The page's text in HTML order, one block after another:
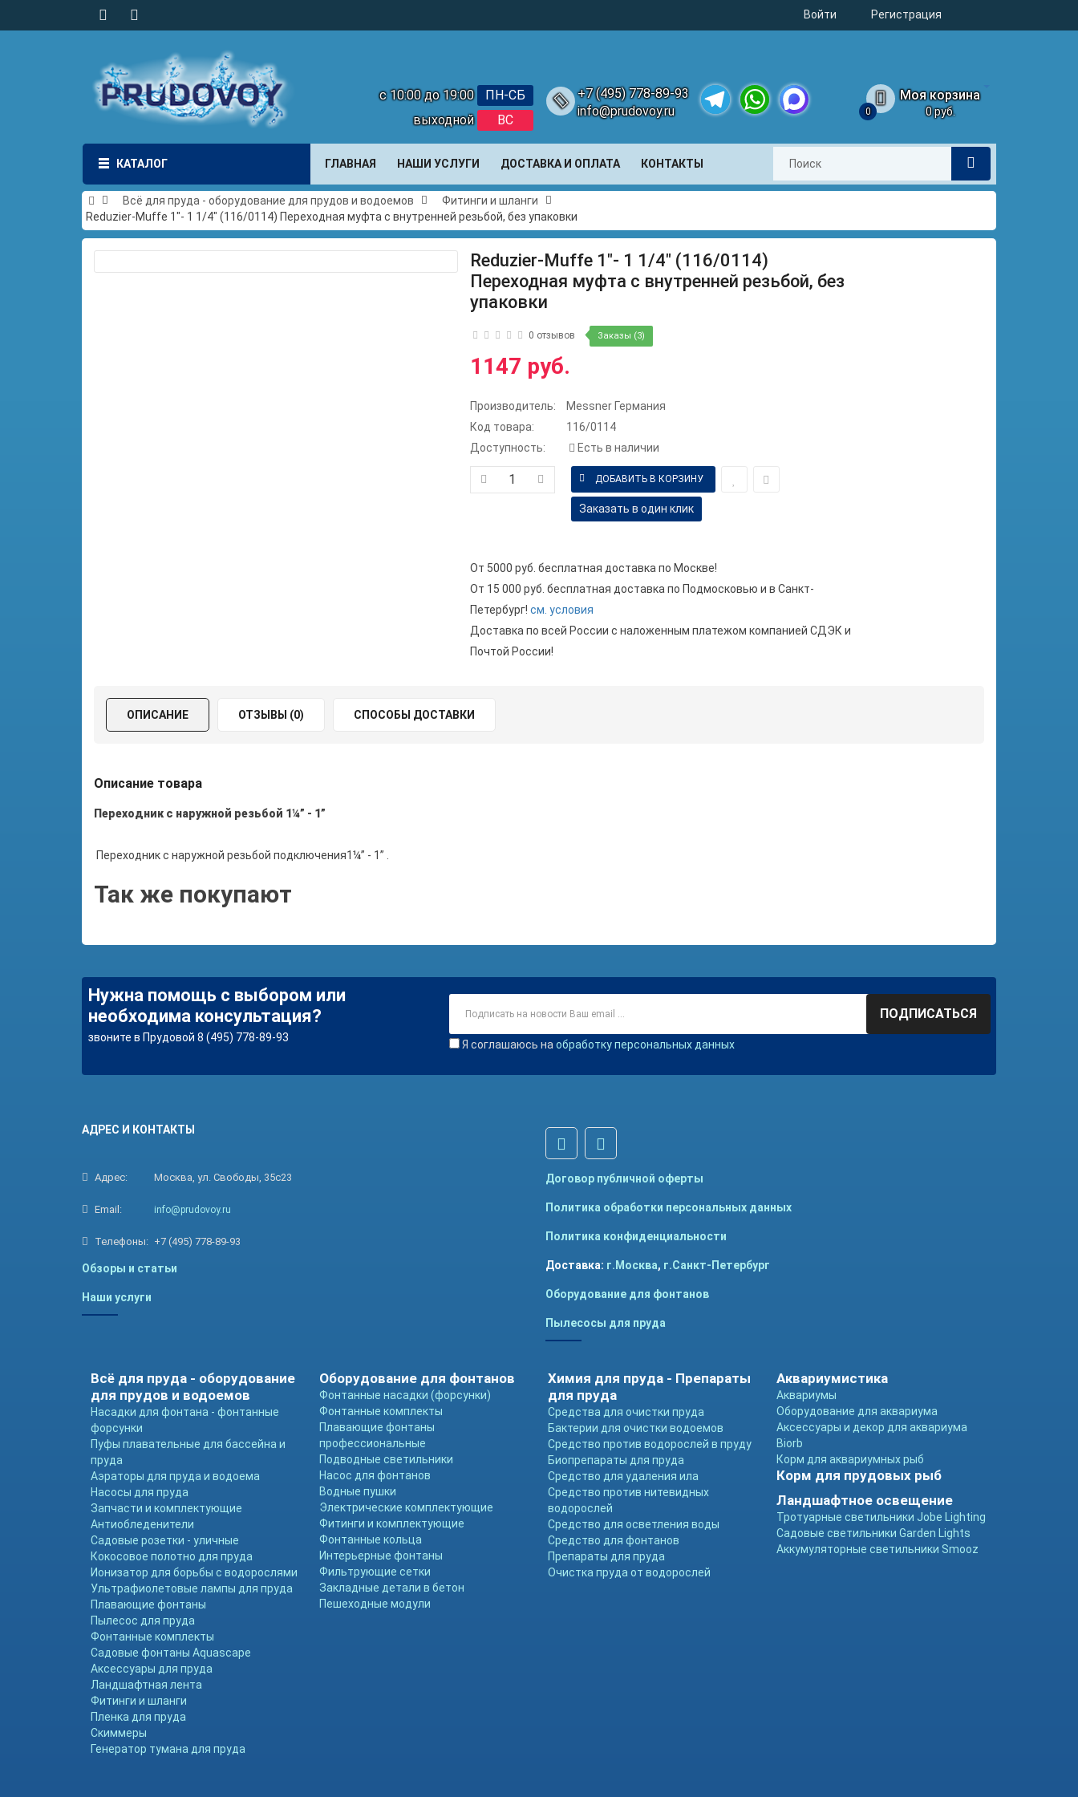
Войти Регистрация
с 10:00 до 19:00
ПН-СБ
выходной
ВС
+7 (495) 778-89-93
info@prudovoy.ru
Моя корзина
0 0 руб.
КАТАЛОГ ГЛАВНАЯ НАШИ УСЛУГИ ДОСТАВКА И ОПЛАТА КОНТАКТЫ
Всё для пруда - оборудование для прудов и водоемов
Фитинги и шланги
Reduzier-Muffe 1"- 1 1/4" (116/0114) Переходная муфта с внутренней резьбой, без упаковки
Reduzier-Muffe 1"- 1 1/4" (116/0114)
Переходная муфта с внутренней резьбой, без
упаковки
0 отзывов Заказы (3)
1147 руб.
Производитель:
Messner Германия
Код товара:
116/0114
Доступность:
Есть в наличии
Заказать в один клик
От 5000 руб. бесплатная доставка по Москве!
От 15 000 руб. бесплатная доставка по Подмосковью и в Санкт-
Петербург! см. условия
Доставка по всей России с наложенным платежом компанией СДЭК и
Почтой России!
ОПИСАНИЕ ОТЗЫВЫ (0) СПОСОБЫ ДОСТАВКИ
Описание товара
Переходник с наружной резьбой 1¼” - 1”
Переходник с наружной резьбой подключения1¼” - 1”
Так же покупают
Нужна помощь с выбором или
необходима консультация?
звоните в Прудовой 8 (495) 778-89-93
ПОДПИСАТЬСЯ
Я соглашаюсь на обработку персональных данных
АДРЕС И КОНТАКТЫ
Адрес: Москва, ул. Свободы, 35с23
Email: info@prudovoy.ru
Телефоны: +7 (495) 778-89-93
Обзоры и статьи
Наши услуги
Договор публичной оферты
Политика обработки персональных данных
Политика конфиденциальности
Доставка: г.Москва, г.Санкт-Петербург
Оборудование для фонтанов
Пылесосы для пруда
Всё для пруда - оборудование
для прудов и водоемов
Насадки для фонтана - фонтанные
форсунки
Пуфы плавательные для бассейна и
пруда
Аэраторы для пруда и водоема
Насосы для пруда
Запчасти и комплектующие
Антиобледенители
Садовые розетки - уличные
Кокосовое полотно для пруда
Ионизатор для борьбы с водорослями
Ультрафиолетовые лампы для пруда
Плавающие фонтаны
Пылесос для пруда
Фонтанные комплекты
Садовые фонтаны Aquascape
Аксессуары для пруда
Ландшафтная лента
Фитинги и шланги
Пленка для пруда
Скиммеры
Генератор тумана для пруда
Оборудование для фонтанов
Фонтанные насадки (форсунки)
Фонтанные комплекты
Плавающие фонтаны
профессиональные
Подводные светильники
Насос для фонтанов
Водные пушки
Электрические комплектующие
Фитинги и комплектующие
Фонтанные кольца
Интерьерные фонтаны
Фильтрующие сетки
Закладные детали в бетон
Пешеходные модули
Химия для пруда - Препараты
для пруда
Средства для очистки пруда
Бактерии для очистки водоемов
Средство против водорослей в пруду
Биопрепараты для пруда
Средство для удаления ила
Средство против нитевидных
водорослей
Средство для осветления воды
Средство для фонтанов
Препараты для пруда
Очистка пруда от водорослей
Аквариумистика
Аквариумы
Оборудование для аквариума
Аксессуары и декор для аквариума
Biorb
Корм для аквариумных рыб
Корм для прудовых рыб
Ландшафтное освещение
Тротуарные светильники Jobe Lighting
Садовые светильники Garden Lights
Аккумуляторные светильники Smooz